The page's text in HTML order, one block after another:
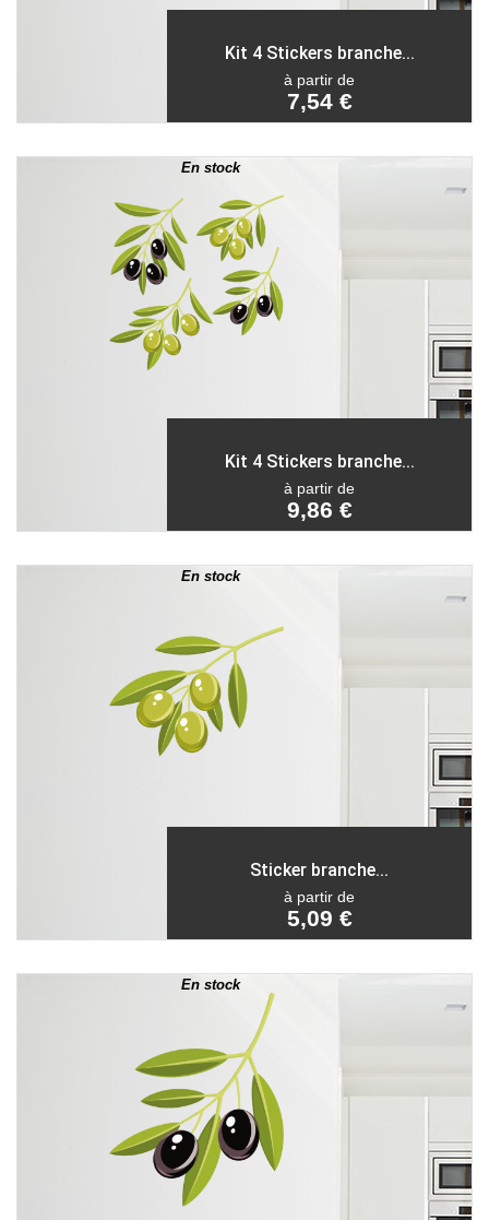
Kit 4 Stickers branche...
à partir de
7,54 €
En stock
Kit 4 Stickers branche...
à partir de
9,86 €
En stock
Sticker branche...
à partir de
5,09 €
En stock